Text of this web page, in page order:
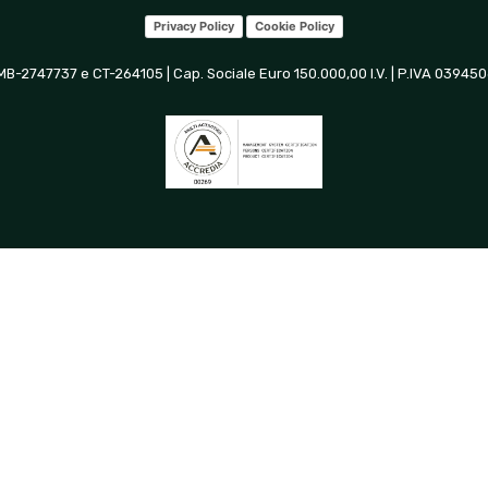
Privacy Policy Cookie Policy
2747737 e CT-264105 | Cap. Sociale Euro 150.000,00 I.V. | P.IVA